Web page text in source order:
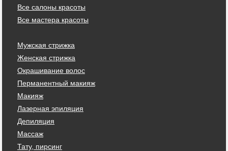
Все салоны красоты
Все мастера красоты
Мужская стрижка
Женская стрижка
Окрашивание волос
Перманентный макияж
Макияж
Лазерная эпиляция
Депиляция
Массаж
Тату, пирсинг